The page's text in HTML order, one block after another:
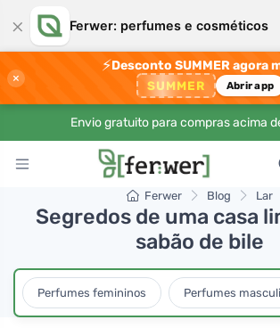
× Ferwer: perfumes e cosméticos
×
⚡Desconto SUMMER agora
SUMMER Abrir app
Envio gratuito para compras acima
Ferwer Blog Lar
Segredos de uma casa
sabão de bile
Perfumes femininos Perfumes